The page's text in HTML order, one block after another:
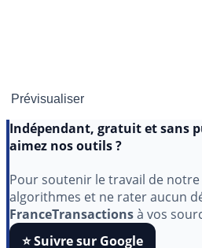
Indépendant, gratuit et sans
Pour soutenir le travail de notre
algorithmes et ne rater aucun
FranceTransactionsà vos